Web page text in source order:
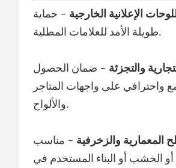
الإعلانية الخارجية - حماية
طويلة الأمد للعلامات المطلية.
والتجزئة - ضمان الحصول
واحترافي على واجهات المتاجر
والألواح.
المعمارية والزخرفية - مناسب
أو الخشب أو البناء المستخدم في